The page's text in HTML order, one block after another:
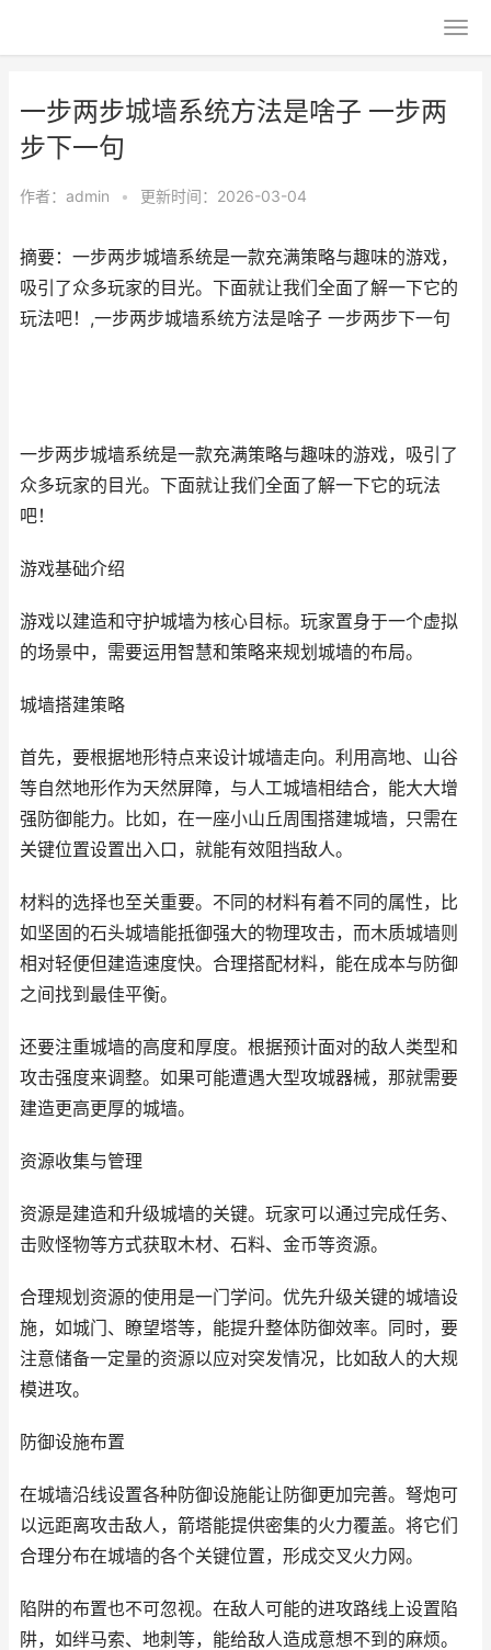
一步两步城墙系统方法是啥子 一步两
步下一句
作者： admin • 更新时间：2026-03-04
摘要：一步两步城墙系统是一款充满策略与趣味的游戏，
吸引了众多玩家的目光。下面就让我们全面了解一下它的
玩法吧！,一步两步城墙系统方法是啥子 一步两步下一句
一步两步城墙系统是一款充满策略与趣味的游戏，吸引了
众多玩家的目光。下面就让我们全面了解一下它的玩法
吧！
游戏基础介绍
游戏以建造和守护城墙为核心目标。玩家置身于一个虚拟
的场景中，需要运用智慧和策略来规划城墙的布局。
城墙搭建策略
首先，要根据地形特点来设计城墙走向。利用高地、山谷
等自然地形作为天然屏障，与人工城墙相结合，能大大增
强防御能力。比如，在一座小山丘周围搭建城墙，只需在
关键位置设置出入口，就能有效阻挡敌人。
材料的选择也至关重要。不同的材料有着不同的属性，比
如坚固的石头城墙能抵御强大的物理攻击，而木质城墙则
相对轻便但建造速度快。合理搭配材料，能在成本与防御
之间找到最佳平衡。
还要注重城墙的高度和厚度。根据预计面对的敌人类型和
攻击强度来调整。如果可能遭遇大型攻城器械，那就需要
建造更高更厚的城墙。
资源收集与管理
资源是建造和升级城墙的关键。玩家可以通过完成任务、
击败怪物等方式获取木材、石料、金币等资源。
合理规划资源的使用是一门学问。优先升级关键的城墙设
施，如城门、瞭望塔等，能提升整体防御效率。同时，要
注意储备一定量的资源以应对突发情况，比如敌人的大规
模进攻。
防御设施布置
在城墙沿线设置各种防御设施能让防御更加完善。弩炮可
以远距离攻击敌人，箭塔能提供密集的火力覆盖。将它们
合理分布在城墙的各个关键位置，形成交叉火力网。
陷阱的布置也不可忽视。在敌人可能的进攻路线上设置陷
阱，如绊马索、地刺等，能给敌人造成意想不到的麻烦。